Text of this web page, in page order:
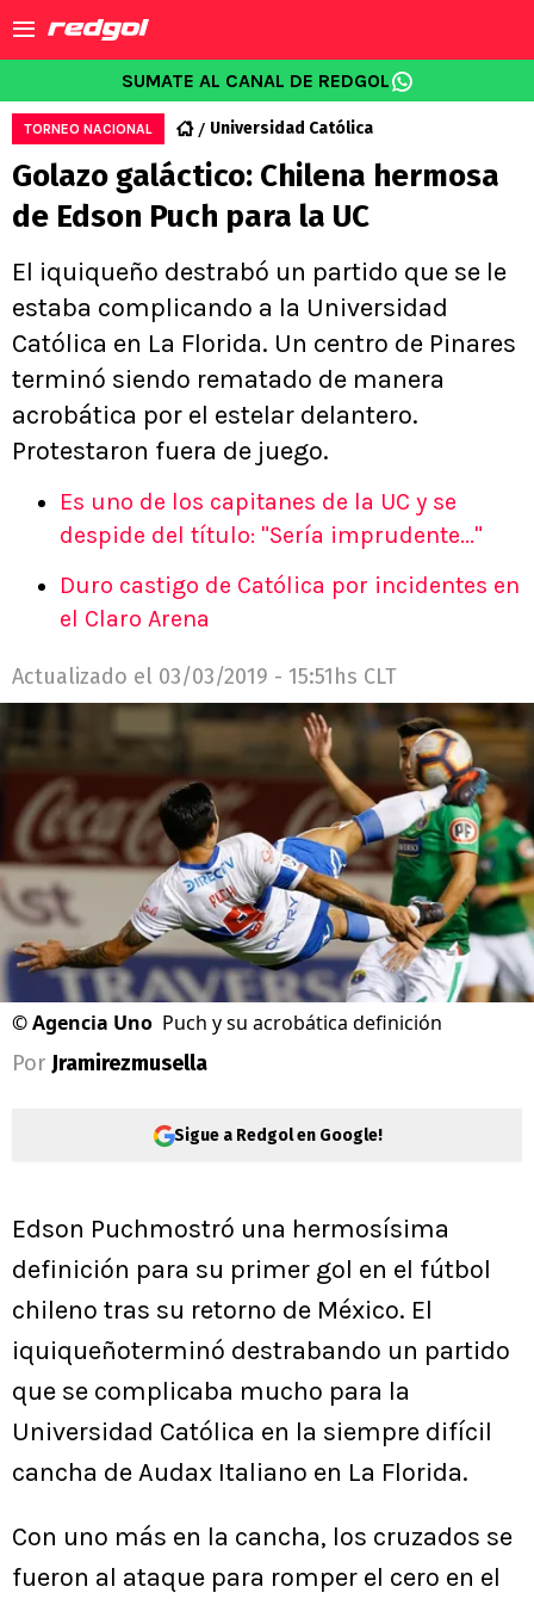
SUMATE AL CANAL DE REDGOL
TORNEO NACIONAL Universidad Católica
Golazo galáctico: Chilena hermosa
de Edson Puch para la UC
El iquiqueño destrabó un partido que se le
estaba complicando a la Universidad
Católica en La Florida. Un centro de Pinares
terminó siendo rematado de manera
acrobática por el estelar delantero.
Protestaron fuera de juego.
Es uno de los capitanes de la UC y se
despide del título: "Sería imprudente..."
Duro castigo de Católica por incidentes en
el Claro Arena
Actualizado el 03/03/2019 - 15:51hs CLT
©Agencia Uno Puch y su acrobática definición
Por Jramirezmusella
Sigue a Redgol en Google!
Edson Puchmostró una hermosísima
definición para su primer gol en el fútbol
chileno tras su retorno de México. El
iquiqueñoterminó destrabando un partido
que se complicaba mucho para la
Universidad Católica en la siempre difícil
cancha de Audax Italiano en La Florida.
Con uno más en la cancha, los cruzados se
fueron al ataque para romper el cero en el